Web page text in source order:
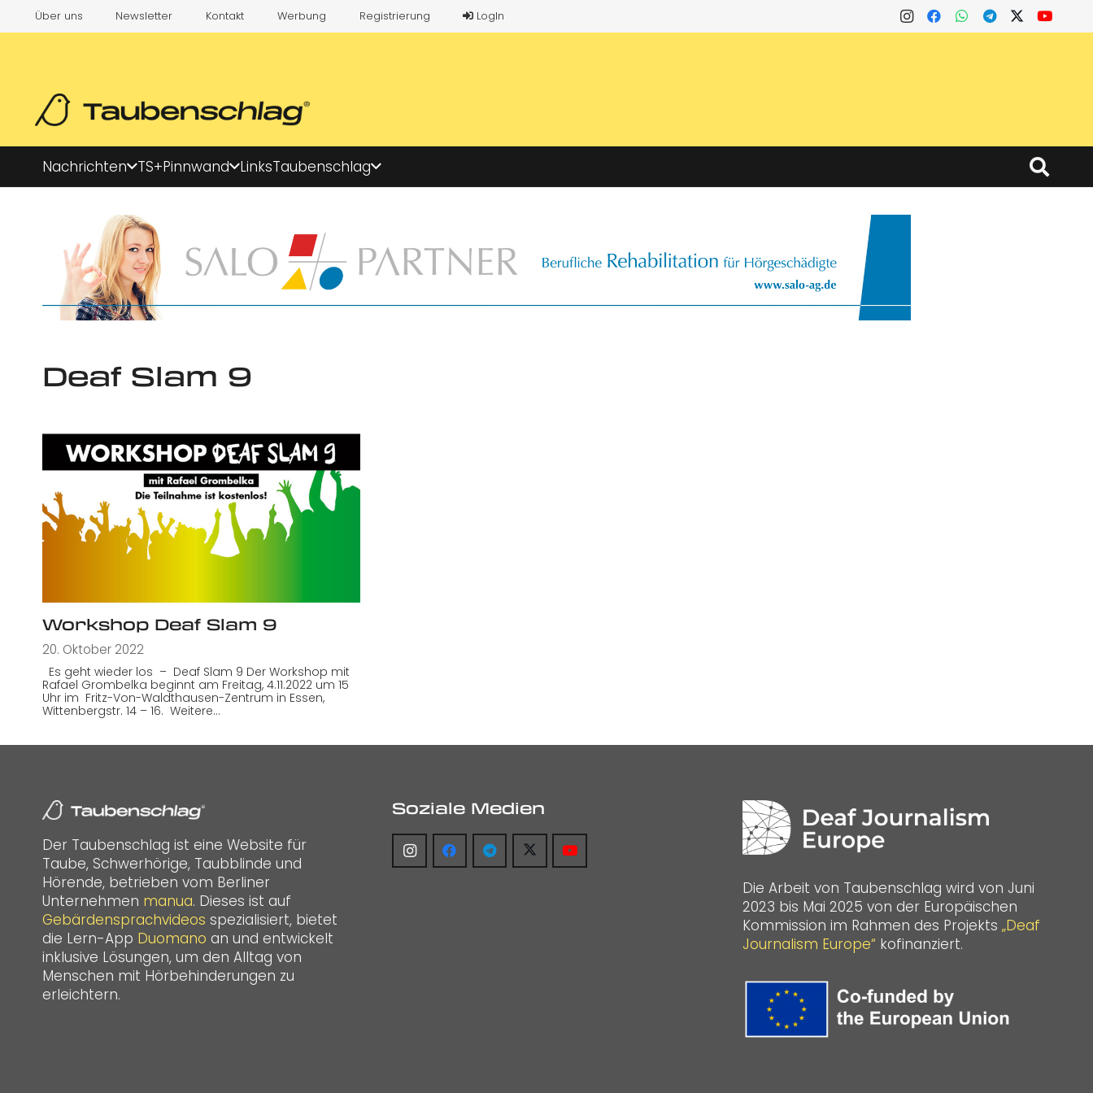
Über uns Newsletter Kontakt Werbung Registrierung LogIn
Nachrichten TS+Pinnwand LinksTaubenschlag
Deaf Slam 9
Workshop Deaf Slam 9
20. Oktober 2022
Es geht wieder los – Deaf Slam 9 Der Workshop mit
Rafael Grombelka beginnt am Freitag, 4.11.2022 um 15
Uhr im Fritz-Von-Waldthausen-Zentrum in Essen,
Wittenbergstr. 14 – 16. Weitere…
Der Taubenschlag ist eine Website für
Taube, Schwerhörige, Taubblinde und
Hörende, betrieben vom Berliner
Unternehmen manua. Dieses ist auf
Gebärdensprachvideos spezialisiert, bietet
die Lern-App Duomano an und entwickelt
inklusive Lösungen, um den Alltag von
Menschen mit Hörbehinderungen zu
erleichtern.
Soziale Medien
Die Arbeit von Taubenschlag wird von Juni
2023 bis Mai 2025 von der Europäischen
Kommission im Rahmen des Projekts „Deaf
Journalism Europe“ kofinanziert.